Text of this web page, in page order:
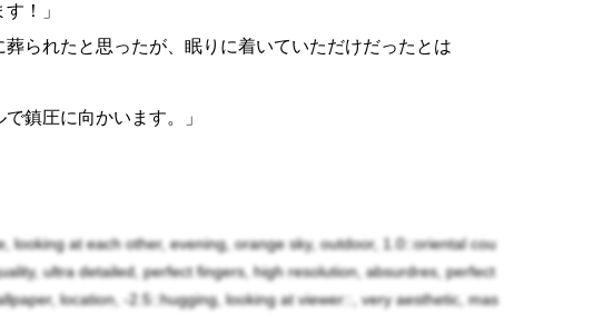
！」
られたと思ったが、眠りに着いていただけだったとは
鎮圧に向かいます。」
looking at each other, evening, orange sky, outdoor, 1.0::oriental cou
ultra detailed, perfect fingers, high resolution, absurdres, perfect
location, -2.5::hugging, looking at viewer::, very aesthetic, mas